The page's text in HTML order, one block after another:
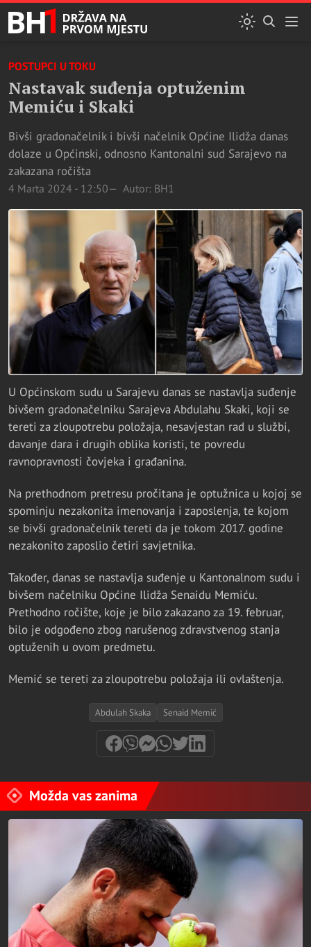
POSTUPCI U TOKU
Nastavak suđenja optuženim
Memiću i Skaki
Bivši gradonačelnik i bivši načelnik Općine Ilidža danas
dolaze u Općinski, odnosno Kantonalni sud Sarajevo na
zakazana ročišta
4 Marta 2024 - 12:50 Autor: BH1
U Općinskom sudu u Sarajevu danas se nastavlja suđenje
bivšem gradonačelniku Sarajeva Abdulahu Skaki, koji se
tereti za zloupotrebu položaja, nesavjestan rad u službi,
davanje dara i drugih oblika koristi, te povredu
ravnopravnosti čovjeka i građanina.
Na prethodnom pretresu pročitana je optužnica u kojoj se
spominju nezakonita imenovanja i zaposlenja, te kojom
se bivši gradonačelnik tereti da je tokom 2017. godine
nezakonito zaposlio četiri savjetnika.
Također, danas se nastavlja suđenje u Kantonalnom sudu i
bivšem načelniku Općine Ilidža Senaidu Memiću.
Prethodno ročište, koje je bilo zakazano za 19. februar,
bilo je odgođeno zbog narušenog zdravstvenog stanja
optuženih u ovom predmetu.
Memić se tereti za zloupotrebu položaja ili ovlaštenja.
Abdulah Skaka Senaid Memić
Možda vas zanima